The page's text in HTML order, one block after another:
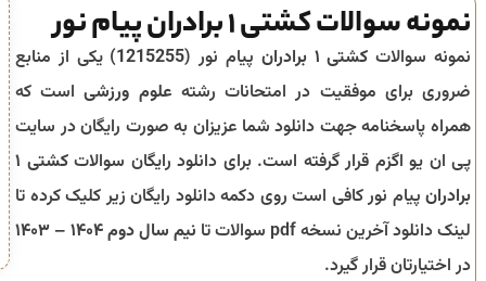
نمونه سوالات کشتی 1 برادران پیام نور
نمونه سوالات کشتی ۱ برادران پیام نور (1215255) یکی از منابع
ضروری برای موفقیت در امتحانات رشته علوم ورزشیاست که
همراه پاسخنامه جهت دانلود شما عزیزان به صورت رایگان در سایت
پی ان یو اگزم قرار گرفته است. برای دانلود رایگان سوالات
کشتی ۱
برادران پیام نور کافی است روی دکمه دانلود رایگان زیر کلیک کرده تا
لینک دانلود آخرین نسخه pdf سوالات تا
نیم سال دوم ۱۴۰۴ – ۱۴۰۳
در اختیارتان قرار گیرد.